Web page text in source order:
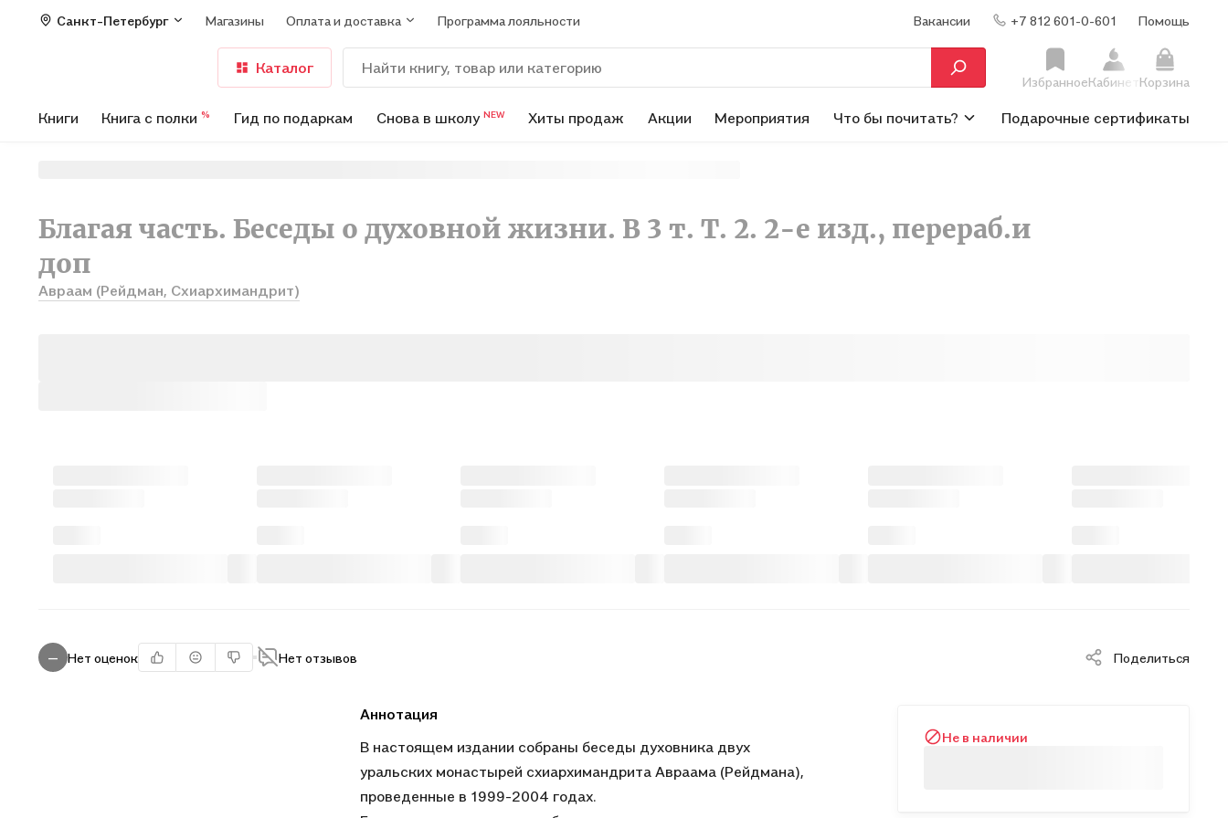
Санкт-Петербург Магазины Оплата и доставка Программа лояльности Вакансии +7 812 601-0-601 Помощь
Каталог
ИзбранноеКабинет Корзина
Книги Книга с полки % Гид по подаркам Снова в школу NEW Хиты продаж Акции Мероприятия Что бы почитать? Подарочные сертификаты
Благая часть. Беседы о духовной жизни. В 3 т. Т. 2. 2-е изд., перераб.и
доп
Авраам (Рейдман, Схиархимандрит)
— Нет оценок Нет отзывов Поделиться
Аннотация
В настоящем издании собраны беседы духовника двух
уральских монастырей схиархимандрита Авраама (Рейдмана),
проведенные в 1999-2004 годах.
Не в наличии